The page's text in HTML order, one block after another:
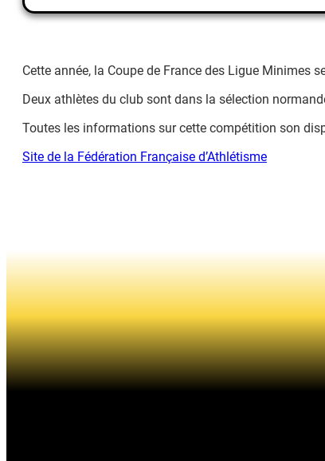
Cette année, la Coupe de France des Ligue Minimes
Deux athlètes du club sont dans la sélection
Toutes les informations sur cette compétition son
Site de la Fédération Française d’Athlétisme